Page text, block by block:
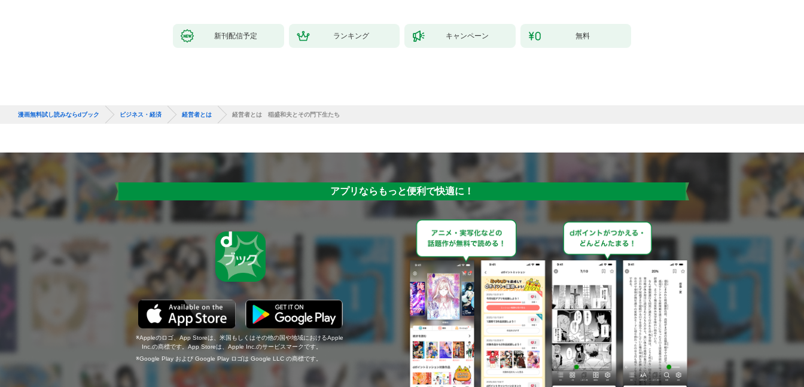
新刊配信予定 ランキング キャンペーン 無料
漫画無料試し読みならdブック ビジネス・経済 経営者とは 経営者とは 稲盛和夫とその門下生たち
アプリならもっと便利で快適に！
Appleのロゴ、App Storeは、米国もしくはその他の国や地域におけるApple
Inc.の商標です。App Storeは、Apple Inc.のサービスマークです。
Google Play および Google Play ロゴは Google LLC の商標です。